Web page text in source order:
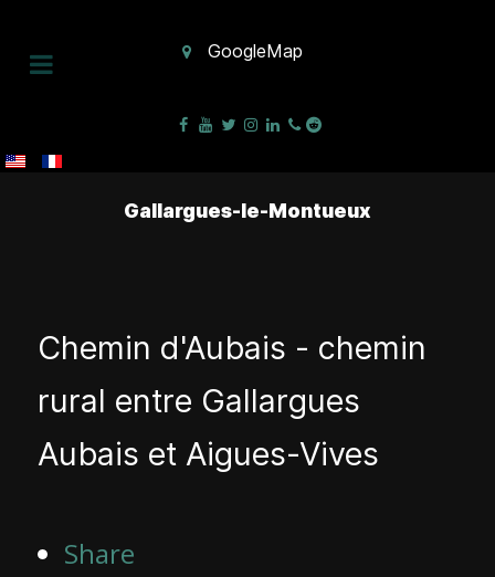
GoogleMap
Gallargues-le-Montueux
Chemin d'Aubais - chemin
rural entre Gallargues
Aubais et Aigues-Vives
Share